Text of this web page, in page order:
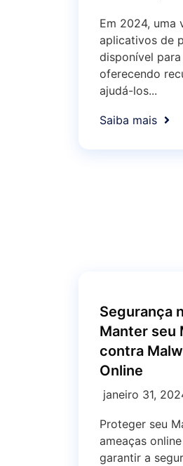
Em 2024, uma
aplicativos de
disponível
oferecendo
ajudá-los...
Saiba mais
Segurança
Manter seu
contra
Online
janeiro 31,
Proteger seu
ameaças
garantir a